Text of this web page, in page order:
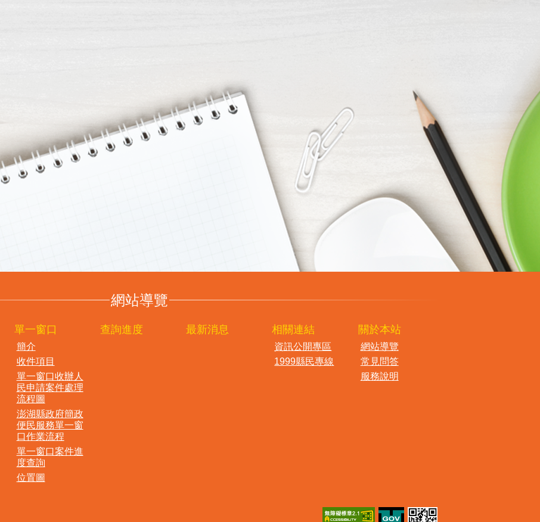
網站導覽
單一窗口
簡介
收件項目
單一窗口收辦人
民申請案件處理
流程圖
澎湖縣政府簡政
便民服務單一窗
口作業流程
單一窗口案件進
度查詢
位置圖
查詢進度 最新消息 相關連結
資訊公開專區
1999縣民專線
關於本站
網站導覽
常見問答
服務說明